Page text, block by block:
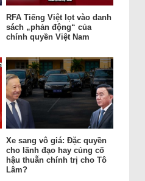
RFA Tiếng Việt lọt vào danh
sách „phản động“ của
chính quyền Việt Nam
Xe sang vô giá: Đặc quyền
cho lãnh đạo hay củng cố
hậu thuẫn chính trị cho Tô
Lâm?